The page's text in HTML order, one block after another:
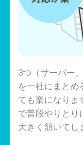
3つ（サーバー
を一社にまとめ
ても楽になりま
で普段やりとり
大きく頷いてし